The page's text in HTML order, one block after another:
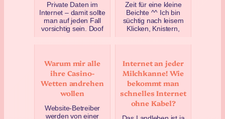
Warum mir alle
ihre Casino-
Wetten andrehen
wollen
Website-Betreiber
werden von einer
Zeit für eine kleine
Beichte ^^ Ich bin
süchtig nach leisem
Klicken, Knistern,
April 16, 2023
Internet an jeder
Milchkanne! Wie
bekommt man
schnelles Internet
ohne Kabel?
Private Daten im
Internet – damit sollte
man auf jeden Fall
vorsichtig sein. Doof
September 28, 2020